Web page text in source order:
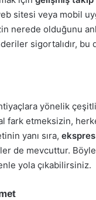
sitesi veya mobil
nerede olduğunu
sigortalıdır, bu
yönelik
fark etmeksizin,
yanı sıra,
de mevcuttur.
yola çıkabilirsiniz.